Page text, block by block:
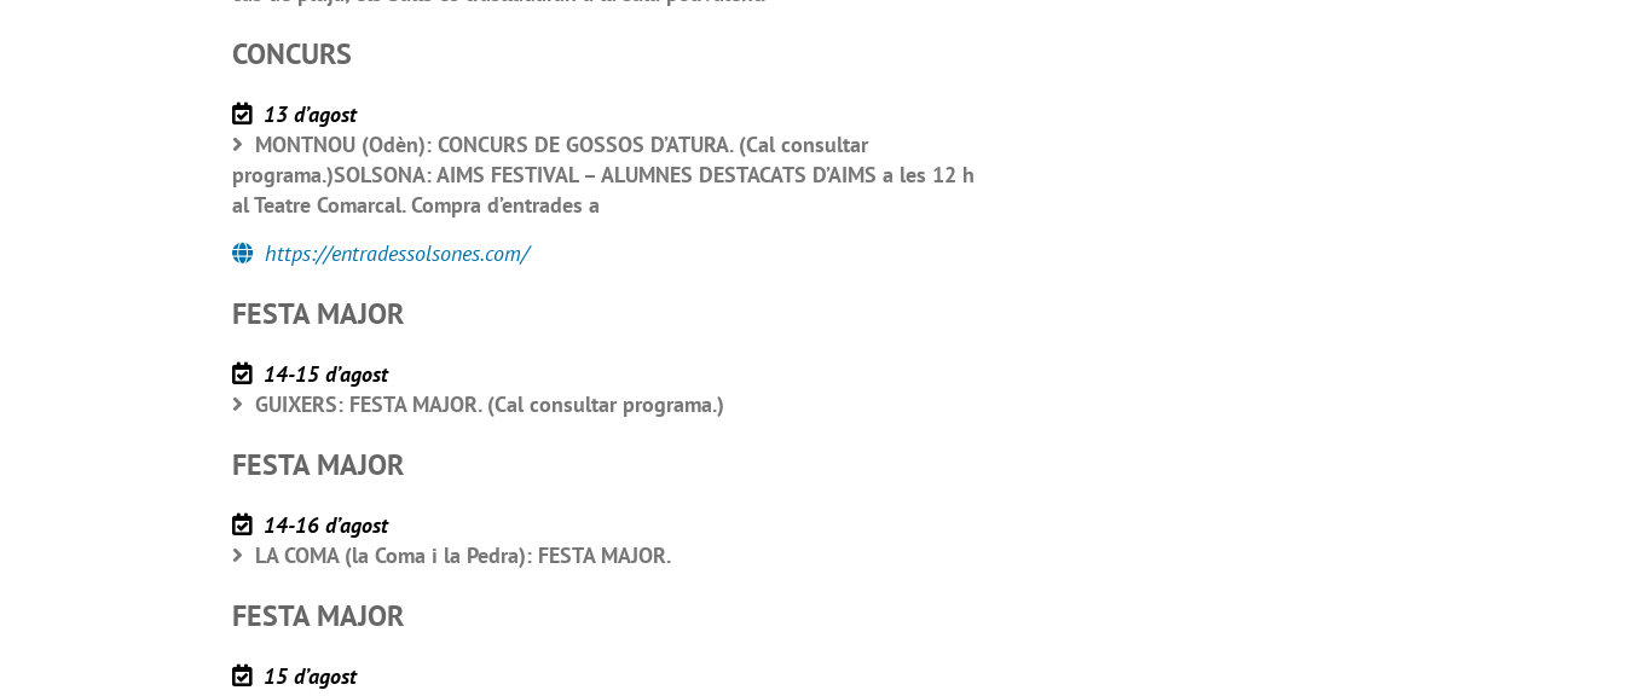
CONCURS
13 d’agost
MONTNOU (Odèn): CONCURS DE GOSSOS D’ATURA. (Cal consultar
programa.)SOLSONA: AIMS FESTIVAL – ALUMNES DESTACATS D’AIMS a les 12 h
al Teatre Comarcal. Compra d’entrades a
https://entradessolsones.com/
FESTA MAJOR
14-15 d’agost
GUIXERS: FESTA MAJOR. (Cal consultar programa.)
FESTA MAJOR
14-16 d’agost
LA COMA (la Coma i la Pedra): FESTA MAJOR.
FESTA MAJOR
15 d’agost